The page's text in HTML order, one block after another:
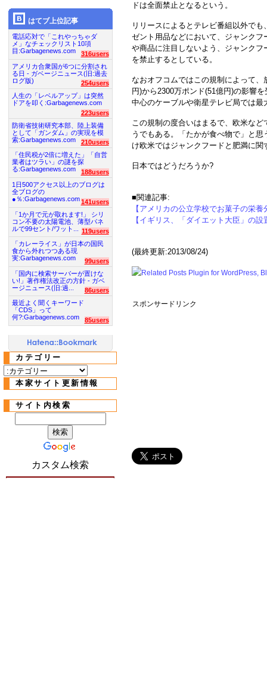
ドは全面禁止となるという。
リリースによるとテレビ番組以外で
ゼント用品などにおいて、ジャンク
や商品に注目しないよう、ジャンク
を禁止するとしている。
なおオフコムではこの規制によって
円)から2300万ポンド(51億円)の影響
中心のケーブルや衛星テレビ局では
この規制の度合いはまるで、欧米な
うでもある。「たかが食べ物で」と
け欧米ではジャンクフードと肥満に
日本ではどうだろうか?
■関連記事:
【アメリカの公立学校でお菓子の栄
【イギリス、「ダイエット大臣」の
(最終更新:2013/08/24)
スポンサードリンク
はてブ上位記事
電話応対で「これやっちゃダ
メ」なチェックリスト10項
目:Garbagenews.com
316users
アメリカ合衆国が6つに分割され
る日 - ガベージニュース(旧:過去
ログ版)
254users
人生の「レベルアップ」は突然
ドアを叩く:Garbagenews.com
223users
防衛省技術研究本部、陸上装備
として「ガンダム」の実現を模
索:Garbagenews.com
210users
「住民税が2倍に増えた」「自営
業者はツラい」の謎を探
る:Garbagenews.com
188users
1日500アクセス以上のブログは
全ブログの
●％:Garbagenews.com 141users
「1か月で元が取れます!」 シリ
コン不要の太陽電池、薄型パネ
ルで99セント/ワット...
119users
「カレーライス」が日本の国民
食から外れつつある現
実:Garbagenews.com
99users
「国内に検索サーバーが置けな
い!」著作権法改正の方針 - ガベ
ージニュース(旧:過...
86users
最近よく聞くキーワード
「CDS」って
何?:Garbagenews.com
85users
カテゴリー
本家サイト更新情報
サイト内検索
カスタム検索